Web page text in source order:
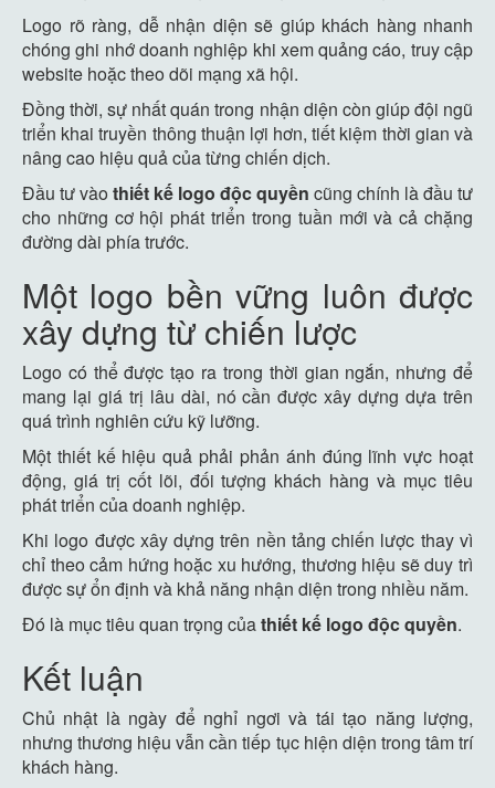
Logo rõ ràng, dễ nhận diện sẽ giúp khách hàng nhanh
chóng ghi nhớ doanh nghiệp khi xem quảng cáo, truy cập
website hoặc theo dõi mạng xã hội.
Đồng thời, sự nhất quán trong nhận diện còn giúp đội ngũ
triển khai truyền thông thuận lợi hơn, tiết kiệm thời gian và
nâng cao hiệu quả của từng chiến dịch.
Đầu tư vào thiết kế logo độc quyền cũng chính là đầu tư
cho những cơ hội phát triển trong tuần mới và cả chặng
đường dài phía trước.
Một logo bền vững luôn được
xây dựng từ chiến lược
Logo có thể được tạo ra trong thời gian ngắn, nhưng để
mang lại giá trị lâu dài, nó cần được xây dựng dựa trên
quá trình nghiên cứu kỹ lưỡng.
Một thiết kế hiệu quả phải phản ánh đúng lĩnh vực hoạt
động, giá trị cốt lõi, đối tượng khách hàng và mục tiêu
phát triển của doanh nghiệp.
Khi logo được xây dựng trên nền tảng chiến lược thay vì
chỉ theo cảm hứng hoặc xu hướng, thương hiệu sẽ duy trì
được sự ổn định và khả năng nhận diện trong nhiều năm.
Đó là mục tiêu quan trọng củathiết kế logo độc quyền.
Kết luận
Chủ nhật là ngày để nghỉ ngơi và tái tạo năng lượng,
nhưng thương hiệu vẫn cần tiếp tục hiện diện trong tâm trí
khách hàng.